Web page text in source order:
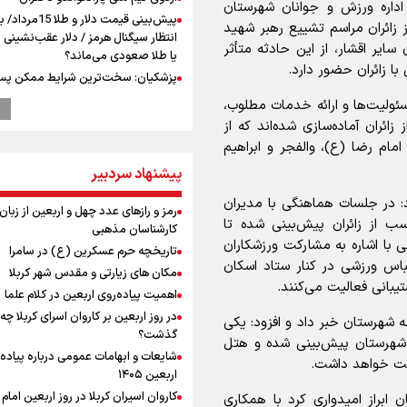
اداره ورزش و جوانان شهرستان
زائران مراسم تشییع رهبر شهید
اقشار، از این حادثه متأثر
زائران حضور دارد.
و ارائه خدمات مطلوب،
آماده‌سازی شده‌اند که از
رضا (ع)، والفجر و ابراهیم
در جلسات هماهنگی با مدیران
از زائران پیش‌بینی شده تا
با اشاره به مشارکت ورزشکاران
از ورزشکاران با لباس ورزشی در کنار ستاد اسکان
فعالیت می‌کنند.
خبر داد و افزود: یکی
پیش‌بینی شده و هتل
خواهد داشت.
امیدواری کرد با همکاری
پیش‌بینی قیمت دلار و
انتظار سیگنال هرمز / دلار
یا طلا صعودی می‌ماند؟
پزشکیان: سخت‌ترین شرایط ممکن
انقلاب را تجربه میکنیم/ اگر تا امروز
بخاطر همه‌ مردم نجیب ایران بوده
راویان عشق در مرز مهران؛ روایت
رسانه‌ای اربعین از قاب دوربین
ایلامی
ترس نتانیاهو از ترور
فرود یک بالگرد در بیمارستان رمبام در
اشغالی در پی هلاکت ۲ نظامی
زخمی شدن ۷ نظامی دیگر
ارتش صهیونیستی زمین‌های کشاورزی
جنوب لبنان را به آتش کشید
چه کسی باید قیمت‌ها را تعیین کند؟
وزیر خارجه مصر: رژیم اسراییل بدون
حقوق مشروع مردم فلسطین امنیت
پیشنهاد سردبیر
رمز و رازهای عدد چهل و اربعین از زبان
کارشناسان مذهبی
تاریخچه حرم عسکرین (ع) در سامرا
مکان های زیارتی و مقدس شهر کربلا
اهمیت پیاده‌روی اربعین در کلام علما
در روز اربعین بر کاروان اسرای کربلا چه
گذشت؟
شایعات و ابهامات عمومی درباره
اربعین ۱۴۰۵
کاروان اسیران کربلا در روز اربعین